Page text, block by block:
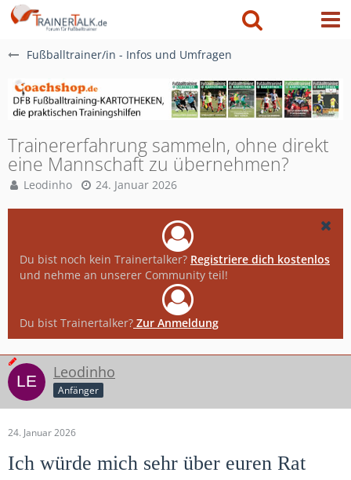
Fußballtrainer/in - Infos und Umfragen
Trainererfahrung sammeln, ohne direkt
eine Mannschaft zu übernehmen?
Leodinho 24. Januar 2026
Du bist noch kein Trainertalker? Registriere dich kostenlos
und nehme an unserer Community teil!
Du bist Trainertalker? Zur Anmeldung
Leodinho
Anfänger
24. Januar 2026
Ich würde mich sehr über euren Rat